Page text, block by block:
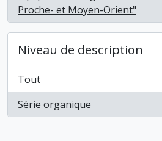
Proche- et Moyen-Orient"
, 1 résultats
Niveau de description
Tout
Série organique
, 1 résultats